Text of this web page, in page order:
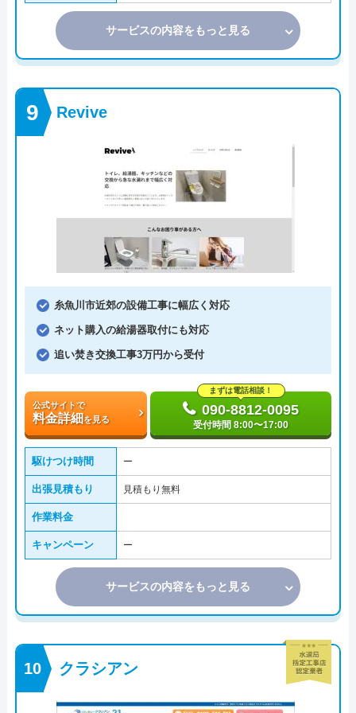
サービスの内容をもっと見る
Revive
糸魚川市近郊の設備工事に幅広く対応
ネット購入の給湯器取付にも対応
追い焚き交換工事3万円から受付
公式サイトで
料金詳細 を見る
まずは電話相談！
090-8812-0095
受付時間 8:00〜17:00
駆けつけ時間 ー
出張見積もり 見積もり無料
作業料金
キャンペーン ー
サービスの内容をもっと見る
クラシアン